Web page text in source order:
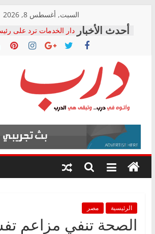
content
السبت, أغسطس 8, 2026
دار الخدمات ترد على
بعد مؤتمره الصحفي: إنكار
معاناة أصحاب
فرحات سليمان يكتب:
أين؟
حزب التحالف الشعبي
في الصحة” بالإسكندرية
ودعم المرضى
الوزاري لمدينة
إنشاء المبنى الإداري
المجلس القومي لحقوق
متابعة قضية الدكتور
قرينة البراءة وضمانات
درب
وأتوه
درب..
وتبقى
هي
الرئيسية مصر
الصحة تنفي مزاعم